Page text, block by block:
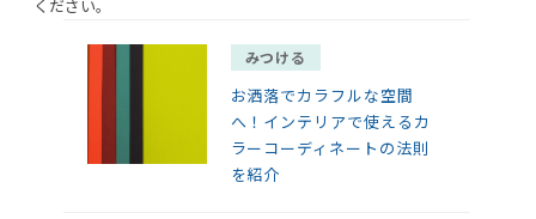
COPYRIGHT © AZSQUARE. ALL RIGHTS RESERVED
ください。
みつける
お洒落でカラフルな空間
へ！インテリアで使えるカ
ラーコーディネートの法則
を紹介